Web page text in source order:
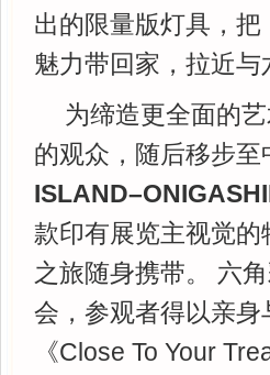
出的限量版灯具，把
魅力带回家，拉近
为缔造更全面的
的观众，随后移步
款印有展览主视觉
之旅随身携带。 六
会，参观者得以亲
《Close To Your